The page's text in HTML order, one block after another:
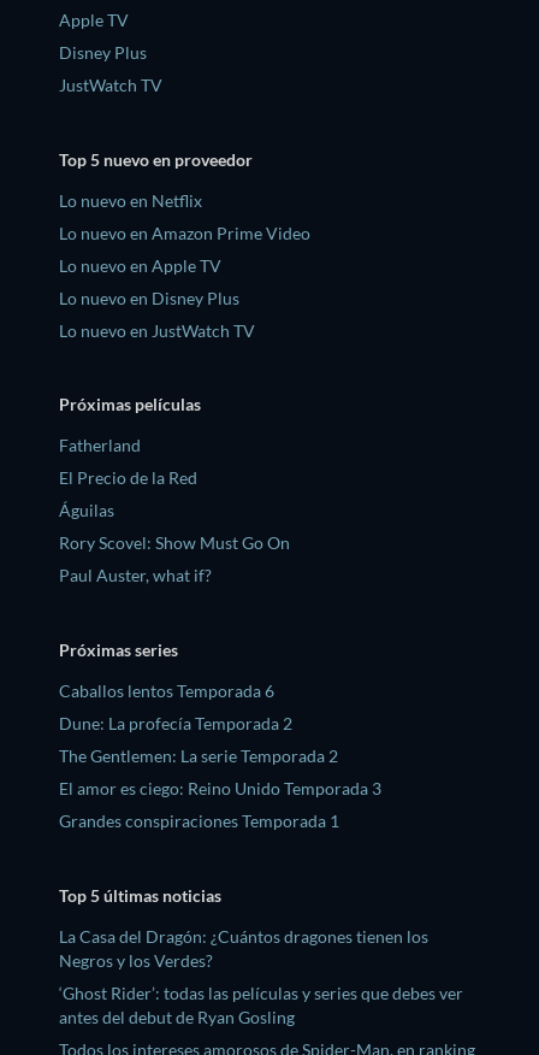
Apple TV
Disney Plus
JustWatch TV
Top 5 nuevo en proveedor
Lo nuevo en Netflix
Lo nuevo en Amazon Prime Video
Lo nuevo en Apple TV
Lo nuevo en Disney Plus
Lo nuevo en JustWatch TV
Próximas películas
Fatherland
El Precio de la Red
Águilas
Rory Scovel: Show Must Go On
Paul Auster, what if?
Próximas series
Caballos lentos Temporada 6
Dune: La profecía Temporada 2
The Gentlemen: La serie Temporada 2
El amor es ciego: Reino Unido Temporada 3
Grandes conspiraciones Temporada 1
Top 5 últimas noticias
La Casa del Dragón: ¿Cuántos dragones tienen los
Negros y los Verdes?
‘Ghost Rider’: todas las películas y series que debes ver
antes del debut de Ryan Gosling
Todos los intereses amorosos de Spider-Man, en ranking